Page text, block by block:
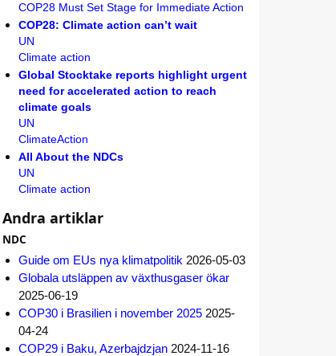
COP28 Must Set Stage for Immediate Action
COP28: Climate action can’t wait
UN
Climate action
Global Stocktake reports highlight urgent
need for accelerated action to reach
climate goals
UN
ClimateAction
All About the NDCs
UN
Climate action
Andra artiklar
NDC
Guide om EUs nya klimatpolitik 2026-05-03
Globala utsläppen av växthusgaser ökar
2025-06-19
COP30 i Brasilien i november 2025 2025-
04-24
COP29 i Baku, Azerbajdzjan 2024-11-16